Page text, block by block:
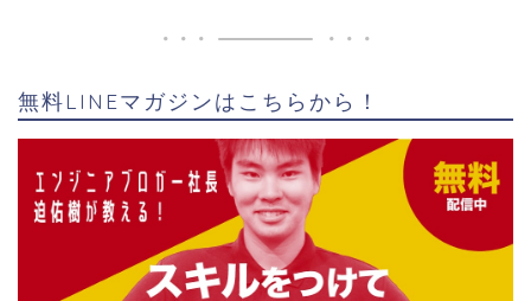
無料LINEマガジンはこちらから！